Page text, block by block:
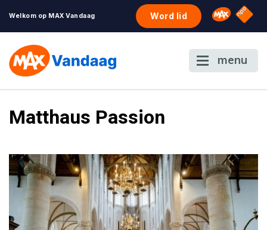
Welkom op MAX Vandaag Word lid Omroep
NPO
menu
Matthaus Passion